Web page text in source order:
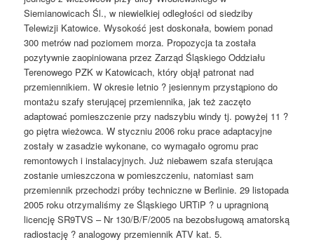
Siemianowicach Śl., w niewielkiej odległości od siedziby
Telewizji Katowice. Wysokość jest doskonała, bowiem ponad
300 metrów nad poziomem morza. Propozycja ta została
pozytywnie zaopiniowana przez Zarząd Śląskiego Oddziału
Terenowego PZK w Katowicach, który objął patronat nad
przemiennikiem. W okresie letnio ? jesiennym przystąpiono do
montażu szafy sterującej przemiennika, jak też zaczęto
adaptować pomieszczenie przy nadszybiu windy tj. powyżej 11 ?
go piętra wieżowca. W styczniu 2006 roku prace adaptacyjne
zostały w zasadzie wykonane, co wymagało ogromu prac
remontowych i instalacyjnych. Już niebawem szafa sterująca
zostanie umieszczona w pomieszczeniu, natomiast sam
przemiennik przechodzi próby techniczne w Berlinie. 29 listopada
2005 roku otrzymaliśmy ze Śląskiego URTiP ? u upragnioną
licencję SR9TVS – Nr 130/B/F/2005 na bezobsługową amatorską
radiostację ? analogowy przemiennik ATV kat. 5.